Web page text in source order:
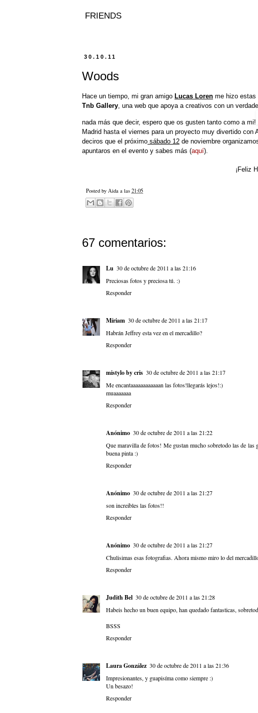
FRIENDS
30.10.11
Woods
Hace un tiempo, mi gran amigo Lucas Loren me hizo estas
Tnb Gallery , una web que apoya a creativos con un
nada más que decir, espero que os gusten tanto como a mi!
Madrid hasta el viernes para un proyecto muy divertido con
deciros que el próximo sábado 12 de noviembre
apuntaros en el evento y sabes más (aquí).
¡Feliz
Posted by Aida a las 21:05
67 comentarios:
Lu 30 de octubre de 2011 a las 21:16
Preciosas fotos y preciosa tú. :)
Responder
Míriam 30 de octubre de 2011 a las 21:17
Habrán Jeffrey esta vez en el mercadillo?
Responder
mistylo by cris 30 de octubre de 2011 a las 21:17
Me encantaaaaaaaaaaaan las fotos!llegarás lejos!:)
muaaaaaaa
Responder
Anónimo 30 de octubre de 2011 a las 21:22
Que maravilla de fotos! Me gustan mucho sobretodo las de
buena pinta :)
Responder
Anónimo 30 de octubre de 2011 a las 21:27
son increibles las fotos!!
Responder
Anónimo 30 de octubre de 2011 a las 21:27
Chulisimas esas fotografias. Ahora mismo miro lo del
Responder
Judith Bel 30 de octubre de 2011 a las 21:28
Habeis hecho un buen equipo, han quedado fantasticas,
BSSS
Responder
Laura González 30 de octubre de 2011 a las 21:36
Impresionantes, y guapisíma como siempre :)
Un besazo!
Responder